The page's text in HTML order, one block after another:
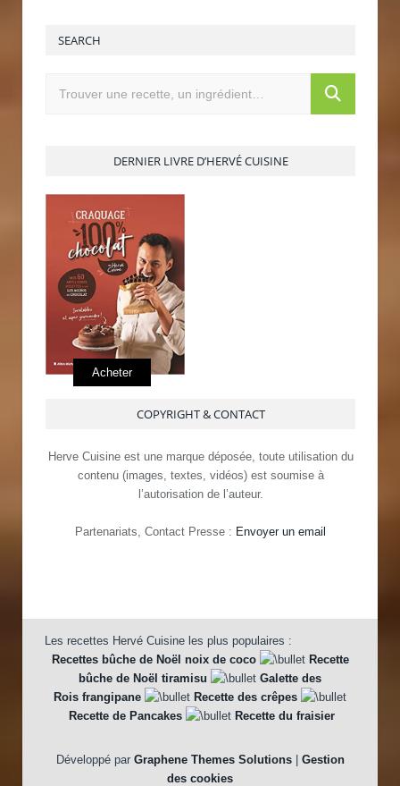
SEARCH
DERNIER LIVRE D’HERVÉ CUISINE
Acheter
COPYRIGHT & CONTACT
Herve Cuisine est une marque déposée, toute utilisation du
contenu (images, textes, vidéos) est soumise à
l’autorisation de l’auteur.
Partenariats, Contact Presse : Envoyer un email
Les recettes Hervé Cuisine les plus populaires :
Recettes bûche de Noël noix de coco
Recette
bûche de Noël tiramisu
Galette des
Rois frangipane
Recette des crêpes
Recette de Pancakes
Recette du fraisier
Développé par Graphene Themes Solutions| Gestion
des cookies